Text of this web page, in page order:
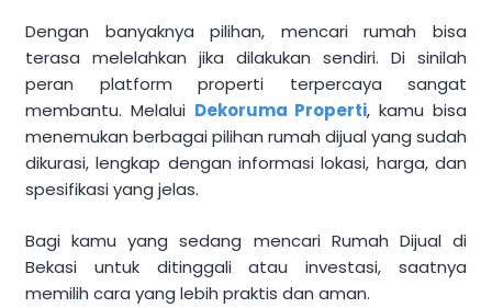
Dengan banyaknya pilihan, mencari rumah bisa
terasa melelahkan jika dilakukan sendiri. Di sinilah
peran platform properti terpercaya sangat
membantu. Melalui Dekoruma Properti, kamu bisa
menemukan berbagai pilihan rumah dijual yang sudah
dikurasi, lengkap dengan informasi lokasi, harga, dan
spesifikasi yang jelas.
Bagi kamu yang sedang mencari Rumah Dijual di
Bekasi untuk ditinggali atau investasi, saatnya
memilih cara yang lebih praktis dan aman.